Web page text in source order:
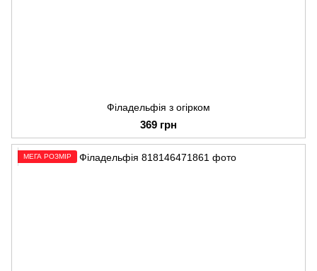
Філадельфія з огірком
369 грн
МЕГА РОЗМІР